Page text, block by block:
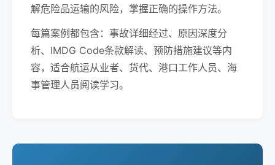
解危险品运输的风险，掌握正确的操作方法。
每篇案例都包含：事故详细经过、原因深度分
析、IMDG Code条款解读、预防措施建议等内
容，适合航运从业者、货代、港口工作人员、海
事管理人员阅读学习。